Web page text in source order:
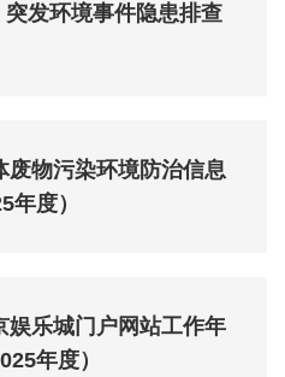
发环境事件隐患排查
废物污染环境防治信息
年度）
娱乐城门户网站工作年
年度）